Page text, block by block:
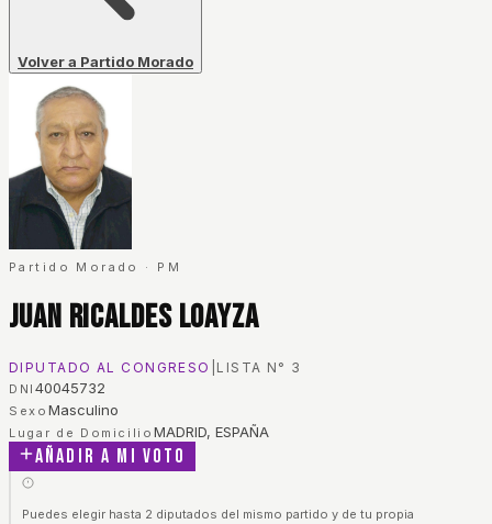
Volver a Partido Morado
Partido Morado · PM
Juan Ricaldes Loayza
DIPUTADO AL CONGRESO LISTA N° 3
DNI 40045732
Sexo Masculino
Lugar de Domicilio MADRID, ESPAÑA
Añadir a mi voto
Puedes elegir hasta 2 diputados del mismo partido y de tu propia